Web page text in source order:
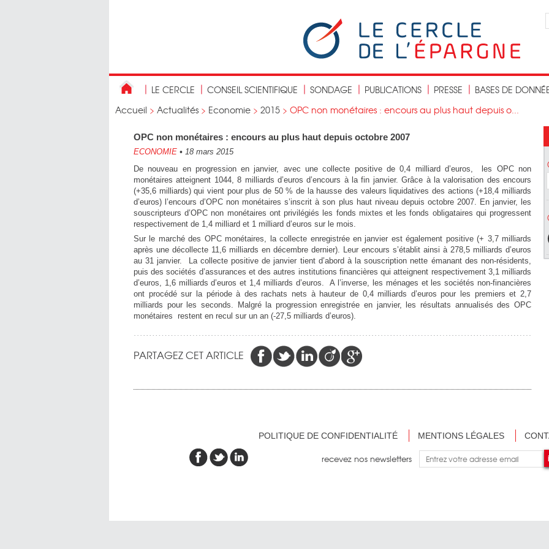
LE CERCLE CONSEIL SCIENTIFIQUE SONDAGE PUBLICATIONS PRESSE
BASES DE
Accueil > Actualités > Economie > 2015 > OPC non monétaires : encours au plus haut depuis o...
OPC non monétaires : encours au plus haut depuis octobre 2007
ECONOMIE • 18 mars 2015
De nouveau en progression en janvier, avec une collecte positive de 0,4 milliard d’euros, les OPC non
monétaires atteignent 1044, 8 milliards d’euros d’encours à la fin janvier. Grâce à la valorisation des encours
(+35,6 milliards) qui vient pour plus de 50 % de la hausse des valeurs liquidatives des actions (+18,4 milliards
d’euros) l’encours d’OPC non monétaires s’inscrit à son plus haut niveau depuis octobre 2007. En janvier, les
souscripteurs d’OPC non monétaires ont privilégiés les fonds mixtes et les fonds obligataires qui progressent
respectivement de 1,4 milliard et 1 milliard d’euros sur le mois.
Sur le marché des OPC monétaires, la collecte enregistrée en janvier est également positive (+ 3,7 milliards
après une décollecte 11,6 milliards en décembre dernier). Leur encours s’établit ainsi à 278,5 milliards d’euros
au 31 janvier. La collecte positive de janvier tient d’abord à la souscription nette émanant des non-résidents,
puis des sociétés d’assurances et des autres institutions financières qui atteignent respectivement 3,1 milliards
d’euros, 1,6 milliards d’euros et 1,4 milliards d’euros. A l’inverse, les ménages et les sociétés non-financières
ont procédé sur la période à des rachats nets à hauteur de 0,4 milliards d’euros pour les premiers et 2,7
milliards pour les seconds. Malgré la progression enregistrée en janvier, les résultats annualisés des OPC
monétaires restent en recul sur un an (-27,5 milliards d’euros).
PARTAGEZ CET ARTICLE
POLITIQUE DE CONFIDENTIALITÉ MENTIONS LÉGALES
recevez nos newsletters